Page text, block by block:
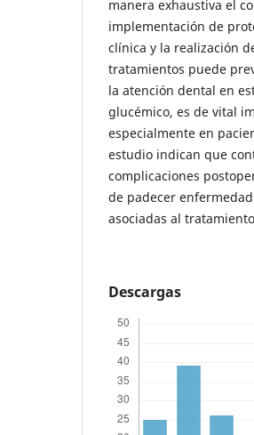
manera exhaustiva el
implementación de
clínica y la realización
tratamientos puede
la atención dental en
glucémico, es de vital
especialmente en
estudio indican que
complicaciones
de padecer
asociadas al
Descargas